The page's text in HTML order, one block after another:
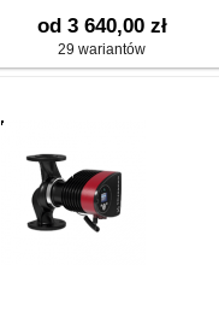
od 3 640,00 zł
29 wariantów